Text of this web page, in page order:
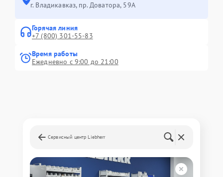
г. Владикавказ, пр. Доватора, 59А
Горячая линия
+7 (800) 301-55-83
Время работы
Ежедневно с 9:00 до 21:00
Сервисный центр Liebherr